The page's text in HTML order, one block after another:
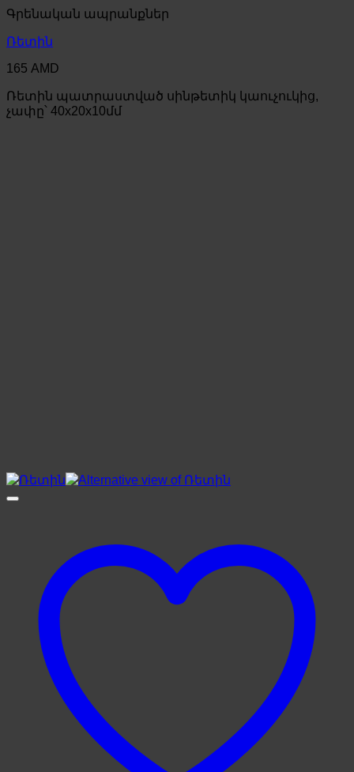
Գրենական ապրանքներ
Ռետին
165 AMD
Ռետին պատրաստված սինթետիկ կաուչուկից,
չափը՝ 40x20x10մմ